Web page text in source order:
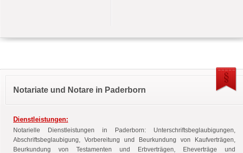
Notariate und Notare in Paderborn
Dienstleistungen:
Notarielle Dienstleistungen in Paderborn: Unterschriftsbeglaubigungen,
Abschriftsbeglaubigung, Vorbereitung und Beurkundung von Kaufverträgen,
Beurkundung von Testamenten und Erbverträgen, Eheverträge und